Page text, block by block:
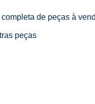
de peças à
peças